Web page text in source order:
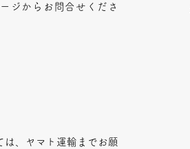
ジからお問合せくださ
、ヤマト運輸までお願